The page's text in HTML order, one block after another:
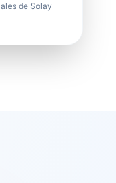
de Solay